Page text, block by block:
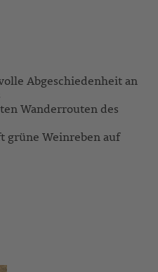
Abgeschiedenheit an
Wanderrouten des
Weinreben auf